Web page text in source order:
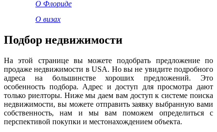
О Флориде
О визах
Подбор недвижимости
На этой странице вы можете подобрать предложение по
продаже недвижимости в USA. Но вы не увидите подробного
адреса на большинстве хороших предложений. Это
особенность подбора. Адрес и доступ для просмотра дают
только риелторы. Ниже мы даем вам доступ к системе поиска
недвижимости, вы можете отправить заявку выбранную вами
собственность, нам и мы вам поможем определиться с
перспективой покупки и местонахождением объекта.